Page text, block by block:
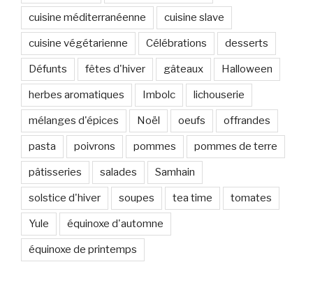
cuisine méditerranéenne cuisine slave
cuisine végétarienne Célébrations desserts
Défunts fêtes d'hiver gâteaux Halloween
herbes aromatiques Imbolc lichouserie
mélanges d'épices Noël oeufs offrandes
pasta poivrons pommes pommes de terre
pâtisseries salades Samhain
solstice d'hiver soupes tea time tomates
Yule équinoxe d'automne
équinoxe de printemps